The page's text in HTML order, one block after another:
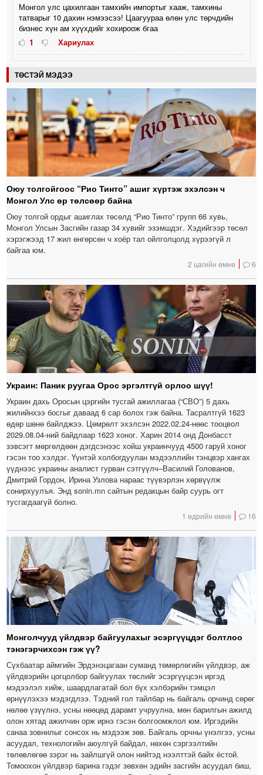
Монгол улс цахилгаан тамхийн импортыг хааж, тамхины
татварыг 10 дахин нэмээсээ! Цаагуураа өлөн улс төрчдийн
бизнес хүн ам хүүхдийг хохироож бгаа
1
Хариулах
ТӨСТЭЙ МЭДЭЭ
Оюу толгойгоос “Рио Тинто” ашиг хүртэж эхэлсэн ч
Монгол Улс өр төлсөөр байна
Оюу толгой ордыг ашиглах төсөлд “Рио Тинто” групп 66 хувь,
Монгол Улсын Засгийн газар 34 хувийг эзэмшдэг. Хэдийгээр төсөл
хэрэгжээд 17 жил өнгөрсөн ч хоёр тал ойлголцолд хүрээгүй л
байгаа юм.
2 цагийн өмнө 6
Украин: Паник руугаа Орос эргэлтгүй орлоо шүү!
Украин дахь Оросын цэргийн тусгай ажиллагаа (“СВО”) 5 дахь
жилийнхээ босгыг даваад 6 сар болох гэж байна. Тасралтгүй 1623
өдөр шөнө байлджээ. Цөмрөлт эхэлсэн 2022.02.24-нөөс тооцвол
2029.08.04-ний байдлаар 1623 хоног. Харин 2014 онд Донбасст
зэвсэгт мөргөлдөөн дэгдсэнээс хойш украинчууд 4500 гаруй хоног
гэсэн тоо хэлдэг. Үүнтэй холбогдуулан мэдээллийн тэнцвэр хангах
үүднээс украины аналист гурван сэтгүүлч–Василий Голованов,
Дмитрий Гордон, Ирина Узлова нараас түүвэрлэн хөрвүүлж
сонирхуулъя. Энд sonin.mn сайтын редакцын байр суурь огт
тусгагдаагүй болно.
1 өдрийн өмнө 16
Монголчууд үйлдвэр байгуулахыг эсэргүүцдэг болтлоо
тэнэгэрчихсэн гэж үү?
Сүхбаатар аймгийн Эрдэнэцагаан суманд төмөрлөгийн үйлдвэр, аж
үйлдвэрийн цогцолбор байгуулах төслийг эсэргүүцсэн иргэд
мэдээлэл хийж, шаардлагатай бол бүх хэлбэрийн тэмцэл
өрнүүлэхээ мэдэгдлээ. Тэдний гол тайлбар нь байгаль орчинд сөрөг
нөлөө үзүүлнэ, усны нөөцөд дарамт учруулна, мөн барилгын ажилд
олон хятад ажилчин орж ирнэ гэсэн болгоомжлол юм. Иргэдийн
санаа зовнилыг сонсох нь мэдээж зөв. Байгаль орчны үнэлгээ, усны
асуудал, технологийн аюулгүй байдал, нөхөн сэргээлтийн
төлөвлөгөө зэрэг нь зайлшгүй олон нийтэд нээлттэй байх ёстой.
Томоохон үйлдвэр барина гэдэг зөвхөн эдийн засгийн асуудал биш,